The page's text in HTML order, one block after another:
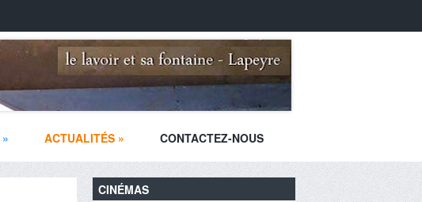
» ACTUALITÉS » CONTACTEZ-NOUS
CINÉMAS